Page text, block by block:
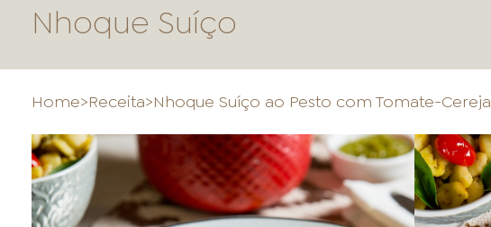
HOME
Nhoque Suíço
Home>Receita>Nhoque Suíço ao Pesto com Tomate-Cereja